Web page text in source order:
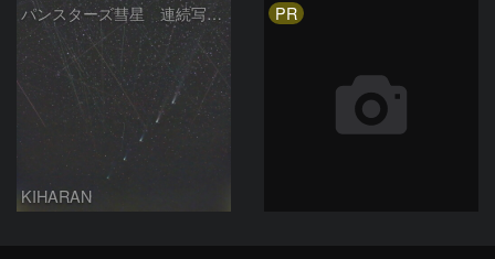
パンスターズ彗星 連続写真 再処理
KIHARAN
PR